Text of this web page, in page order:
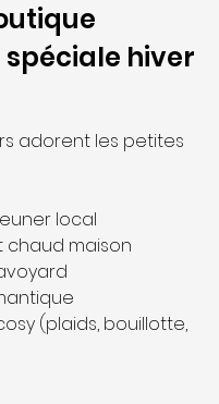
spéciale hiver
adorent les petites
local
chaud maison
(plaids, bouillotte,